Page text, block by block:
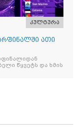
კულტურა
ათი
წყვეტს და ხმის